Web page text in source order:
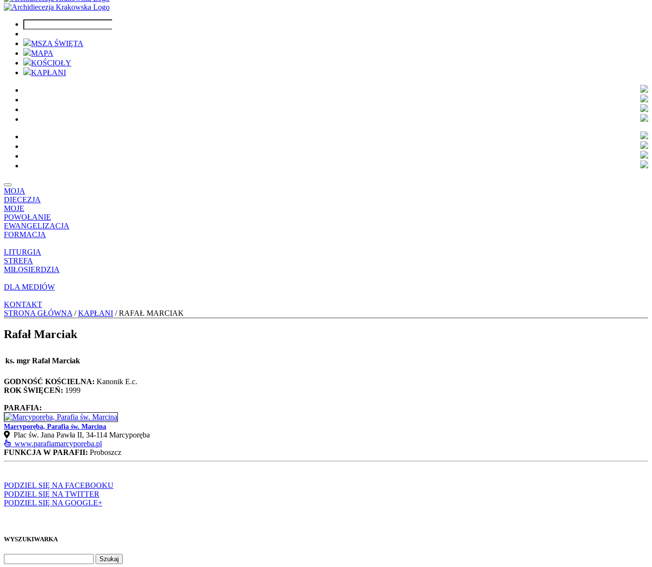
MSZA ŚWIĘTA
MAPA
KOŚCIOŁY
KAPŁANI
MOJA
DIECEZJA
MOJE
POWOŁANIE
EWANGELIZACJA
FORMACJA
LITURGIA
STREFA
MIŁOSIERDZIA
DLA MEDIÓW
KONTAKT
STRONA GŁÓWNA /KAPŁANI / RAFAŁ MARCIAK
Rafał Marciak
ks. mgr Rafał Marciak
GODNOŚĆ KOŚCIELNA: Kanonik E.c.
ROK ŚWIĘCEŃ: 1999
PARAFIA:
Marcyporęba, Parafia św. Marcina
Plac św. Jana Pawła II, 34-114 Marcyporęba
www.parafiamarcyporeba.pl
FUNKCJA W PARAFII: Proboszcz
PODZIEL SIĘ NA FACEBOOKU
PODZIEL SIĘ NA TWITTER
PODZIEL SIĘ NA GOOGLE+
WYSZUKIWARKA